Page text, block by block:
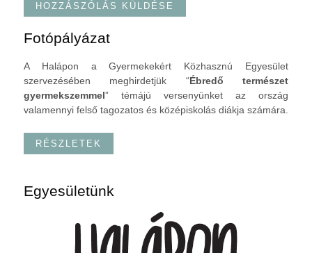
Fotópályázat
A Halápon a Gyermekekért Közhasznú Egyesület
szervezésében meghirdetjük “Ébredő természet
gyermekszemmel” témájú versenyünket az ország
valamennyi felső tagozatos és középiskolás diákja számára.
RÉSZLETEK
Egyesületünk